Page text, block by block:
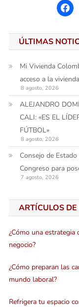
ÚLTIMAS
Mi Vivienda
acceso a la
8 agosto, 2026
ALEJANDRO
CALI: «ES EL
FÚTBOL»
8 agosto, 2026
Consejo de
Congreso para
7 agosto, 2026
ARTÍCULOS
¿Cómo una
negocio?
¿Cómo preparan las
mundo laboral?
Refrigera tu espacio